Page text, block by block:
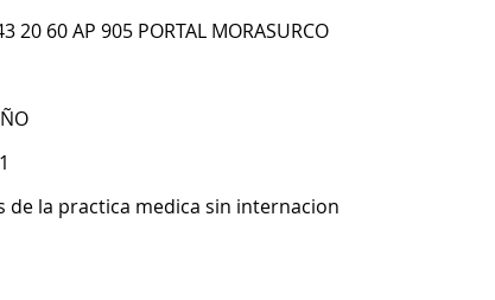
20 60 AP 905 PORTAL MORASURCO
de la practica medica sin internacion